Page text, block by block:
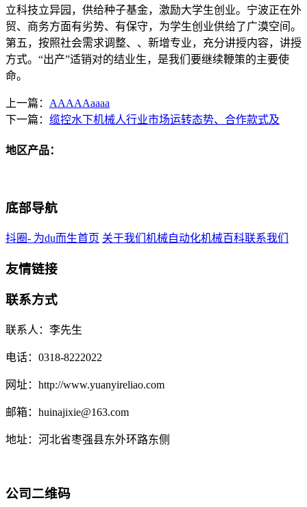
立科技立异园，供给种子基金，激励大学生创业。宁波正在外
贸、商务方面有劣势、有保守，为学生创业供给了广漠空间。
第五，按照社会需求调整、、新增专业，充分讲授内容，讲授
方式。“出产”适销对的结业生，是我们要继续鞭策的主要使
命。
上一篇： AAAAAaaaa
下一篇： 缆控水下机械人行业市场运转态势、合作款式及
地区产品：
底部导航
抖圈- 为du而生首页 关于我们 机械自动化机械百科联系我们
友情链接
联系方式
联系人：李先生
电话：0318-8222022
网址：http://www.yuanyireliao.com
邮箱：huinajixie@163.com
地址：河北省枣强县东外环路东侧
公司二维码